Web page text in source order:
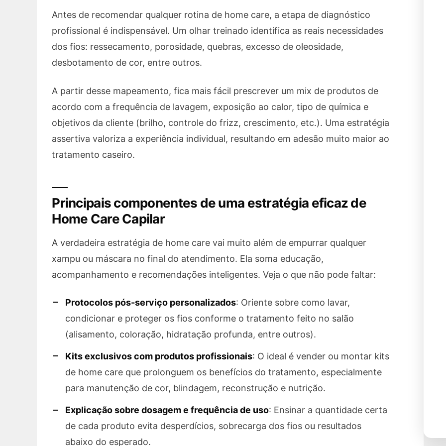
Antes de recomendar qualquer rotina de home care, a etapa de diagnóstico
profissional é indispensável. Um olhar treinado identifica as reais necessidades
dos fios: ressecamento, porosidade, quebras, excesso de oleosidade,
desbotamento de cor, entre outros.
A partir desse mapeamento, fica mais fácil prescrever um mix de produtos de
acordo com a frequência de lavagem, exposição ao calor, tipo de química e
objetivos da cliente (brilho, controle do frizz, crescimento, etc.). Uma estratégia
assertiva valoriza a experiência individual, resultando em adesão muito maior ao
tratamento caseiro.
Principais componentes de uma estratégia eficaz de
Home Care Capilar
A verdadeira estratégia de home care vai muito além de empurrar qualquer
xampu ou máscara no final do atendimento. Ela soma educação,
acompanhamento e recomendações inteligentes. Veja o que não pode faltar:
Protocolos pós-serviço personalizados: Oriente sobre como lavar,
condicionar e proteger os fios conforme o tratamento feito no salão
(alisamento, coloração, hidratação profunda, entre outros).
Kits exclusivos com produtos profissionais: O ideal é vender ou montar kits
de home care que prolonguem os benefícios do tratamento, especialmente
para manutenção de cor, blindagem, reconstrução e nutrição.
Explicação sobre dosagem e frequência de uso: Ensinar a quantidade certa
de cada produto evita desperdícios, sobrecarga dos fios ou resultados
abaixo do esperado.